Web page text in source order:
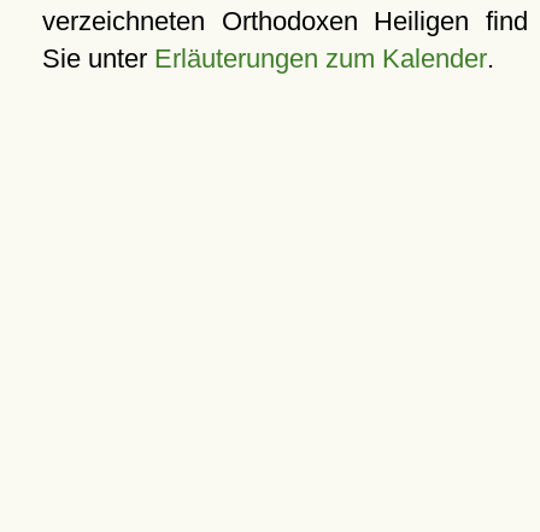
verzeichneten Orthodoxen Heiligen find
Sie unter Erläuterungen zum Kalender.